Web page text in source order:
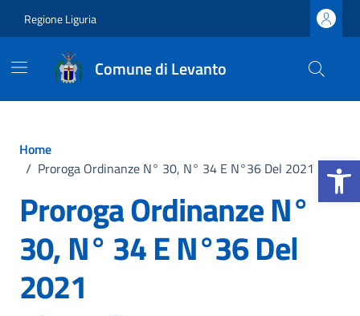
Apri la
Regione Liguria
Comune di Levanto
Home
/ Proroga Ordinanze N° 30, N° 34 E N°36 Del 2021
Proroga Ordinanze N°
30, N° 34 E N°36 Del
2021